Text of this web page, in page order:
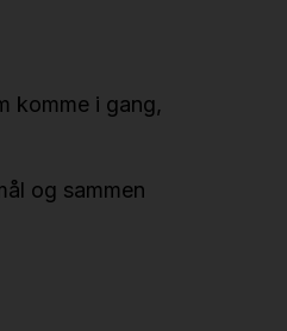
komme i gang,
og sammen